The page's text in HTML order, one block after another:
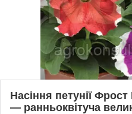
Насіння петунії
— ранньоквітуча